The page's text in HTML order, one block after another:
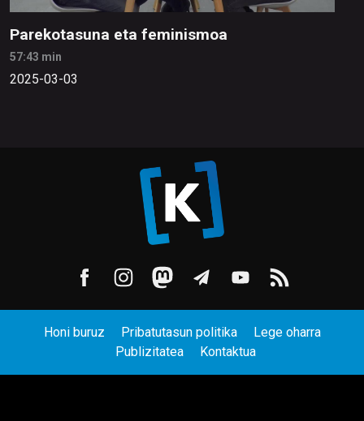
Parekotasuna eta feminismoa
57:43 min
2025-03-03
Honi buruz Pribatutasun politika
Lege oharra
Publizitatea
Kontaktua